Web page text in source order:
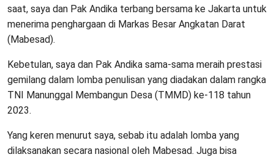
saat, saya dan Pak Andika terbang bersama ke Jakarta untuk
menerima penghargaan di Markas Besar Angkatan Darat
(Mabesad).
Kebetulan, saya dan Pak Andika sama-sama meraih prestasi
gemilang dalam lomba penulisan yang diadakan dalam rangka
TNI Manunggal Membangun Desa (TMMD) ke-118 tahun
2023.
Yang keren menurut saya, sebab itu adalah lomba yang
dilaksanakan secara nasional oleh Mabesad. Juga bisa